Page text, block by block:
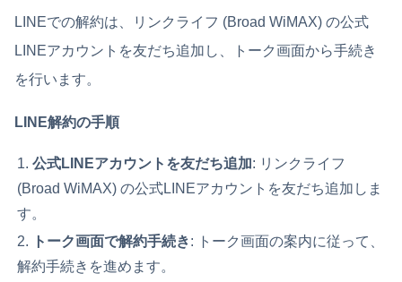
LINEでの解約は、リンクライフ (Broad WiMAX) の公式
LINEアカウントを友だち追加し、トーク画面から手続き
を行います。
LINE解約の手順
公式LINEアカウントを友だち追加: リンクライフ
(Broad WiMAX) の公式LINEアカウントを友だち追加しま
す。
トーク画面で解約手続き: トーク画面の案内に従って、
解約手続きを進めます。